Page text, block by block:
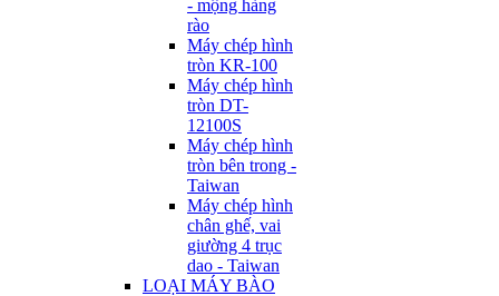
- mộng hàng
rào
Máy chép hình
tròn KR-100
Máy chép hình
tròn DT-
12100S
Máy chép hình
tròn bên trong -
Taiwan
Máy chép hình
chân ghế, vai
giường 4 trục
dao - Taiwan
LOẠI MÁY BÀO